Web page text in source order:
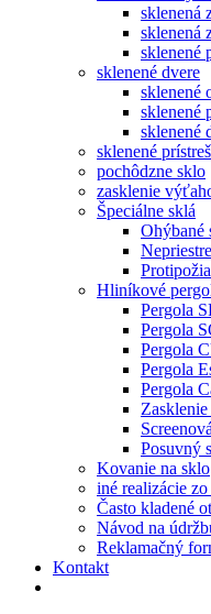
sklenená
sklenená
sklenené
sklenené dvere
sklenené
sklenené
sklenené
sklenené
pochôdzne sklo
zasklenie
Špeciálne sklá
Ohýbané
Hliníkové
Pergola
Pergola
Pergola
Pergola
Pergola
Posuvný
Kovanie na sklo
iné realizácie zo
Často kladené
Návod na
Reklamačný
Kontakt